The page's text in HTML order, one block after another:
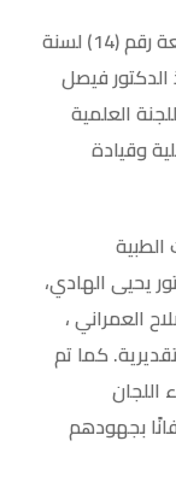
كما تم خلال الحفل تلاوة قرار رئيس الجامعة رقم (14) لسنة
الدكتور فيصل
العلمية
وقيادة
يحيى الهادي،
العمراني ،
كما تم
اللجان
بجهودهم